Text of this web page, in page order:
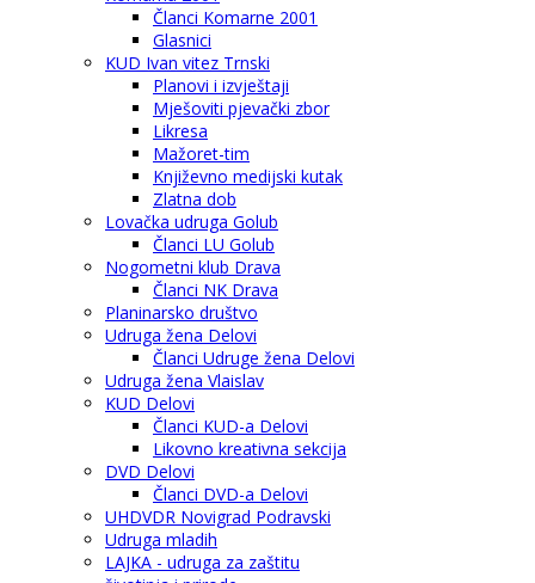
Članci Komarne 2001
Glasnici
KUD Ivan vitez Trnski
Planovi i izvještaji
Mješoviti pjevački zbor
Likresa
Mažoret-tim
Književno medijski kutak
Zlatna dob
Lovačka udruga Golub
Članci LU Golub
Nogometni klub Drava
Članci NK Drava
Planinarsko društvo
Udruga žena Delovi
Članci Udruge žena Delovi
Udruga žena Vlaislav
KUD Delovi
Članci KUD-a Delovi
Likovno kreativna sekcija
DVD Delovi
Članci DVD-a Delovi
UHDVDR Novigrad Podravski
Udruga mladih
LAJKA - udruga za zaštitu